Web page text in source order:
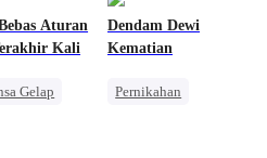
Intrik
Perceraian
Mengejar Istri
Aturan
Kali
Gelap
Dendam Dewi
Kematian
Pernikahan